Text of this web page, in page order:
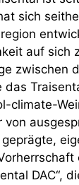
sich
auf sich
zwischen
das
climate-
DAC“,